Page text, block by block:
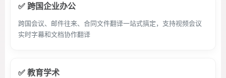
✅ 跨国企业办公
跨国会议、邮件往来、合同文件翻译一站式搞定，支持视频会议
实时字幕和文档协作翻译
✅ 教育学术